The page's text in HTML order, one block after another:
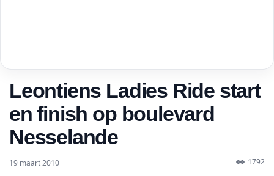
Leontiens Ladies Ride start
en finish op boulevard
Nesselande
19 maart 2010 1792